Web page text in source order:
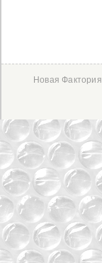
Новая Фактория